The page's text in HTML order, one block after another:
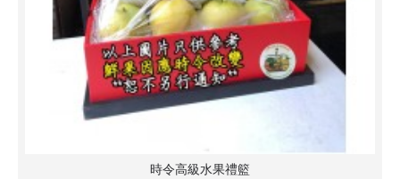
時令高級水果禮籃